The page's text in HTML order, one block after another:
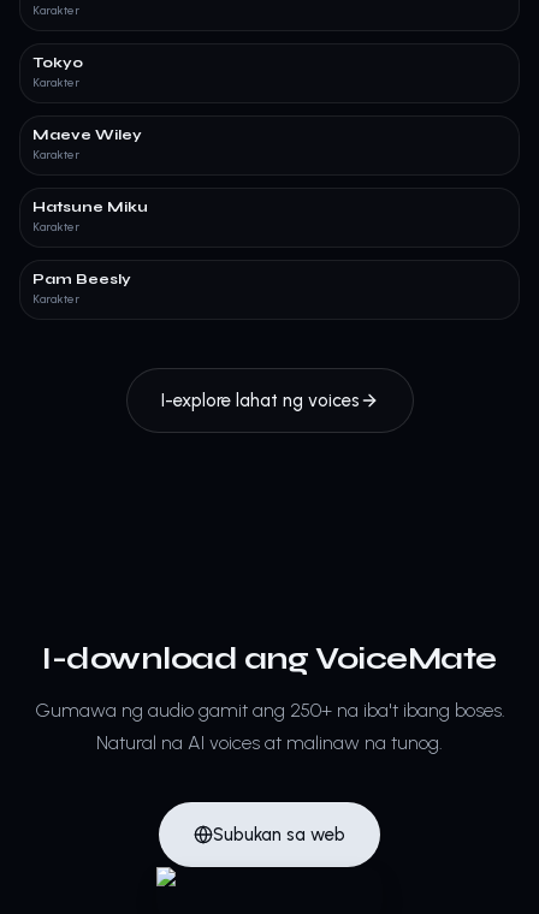
Karakter
Tokyo
Karakter
Maeve Wiley
Karakter
Hatsune Miku
Karakter
Pam Beesly
Karakter
I-explore lahat ng voices
I-download ang VoiceMate
Gumawa ng audio gamit ang 250+ na iba't ibang boses.
Natural na AI voices at malinaw na tunog.
Subukan sa web